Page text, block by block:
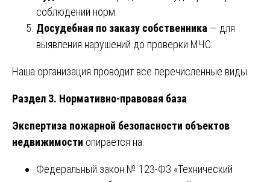
соблюдении норм.
Досудебная по заказу собственника — для
выявления нарушений до проверки МЧС.
Наша организация проводит все перечисленные виды.
Раздел 3. Нормативно-правовая база
Экспертиза пожарной безопасности объектов
недвижимости опирается на:
Федеральный закон № 123-ФЗ «Технический